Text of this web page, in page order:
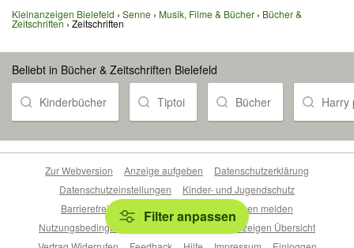
Kleinanzeigen Bielefeld Senne Musik, Filme & Bücher Bücher &
Zeitschriften Zeitschriften
Beliebt in Bücher & Zeitschriften Bielefeld
Kinderbücher Tiptoi Bücher Harry
Filter anpassen
Zur Webversion Anzeige aufgeben
Datenschutzerklärung
Datenschutzeinstellungen
Kinder- und Jugendschutz
Barrierefreiheitserklärung
Sicherheitslücken melden
Nutzungsbedingungen
Beliebte Suchen
Anzeigen Übersicht